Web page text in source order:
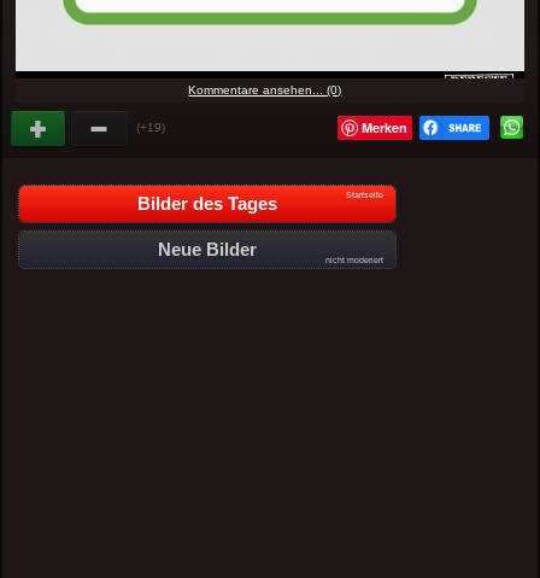
Kommentare ansehen... (0)
(+19) Merken
Bilder des Tages Startseite
Neue Bilder
nicht moderiert